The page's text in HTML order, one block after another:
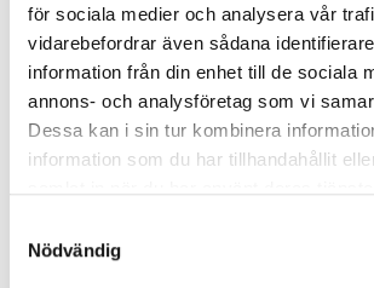
för sociala medier och analysera vår
vidarebefordrar även sådana
information från din enhet till de sociala
annons- och analysföretag som vi
Dessa kan i sin tur kombinera
information som du har tillhandahållit
Nödvändig
Är du bibliotekarie eller
köper du in!
Beroende på kommunens
böcker hos Adlibris, Bokus eller
dockor? Dem köper du hos